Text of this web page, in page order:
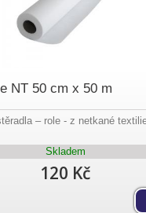
NT 50 cm x 50 m
– role - z netkané
Skladem
120 Kč